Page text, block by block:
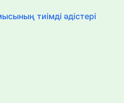
тиімді әдістері